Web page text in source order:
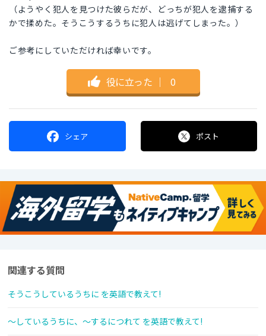
（ようやく犯人を見つけた彼らだが、どっちが犯人を逮捕する
かで揉めた。そうこうするうちに犯人は逃げてしまった。）
ご参考にしていただければ幸いです。
役に立った ｜ 0
シェア ポスト
関連する質問
そうこうしているうちに を英語で教えて!
～しているうちに、～するにつれて を英語で教えて!